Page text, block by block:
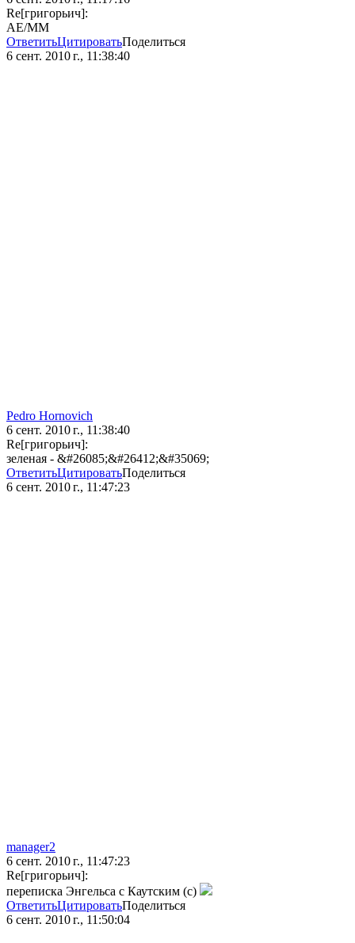
Re[григорьич]:
AE/MM
ОтветитьЦитироватьПоделиться
6 сент. 2010 г., 11:38:40
Pedro Hornovich
6 сент. 2010 г., 11:38:40
Re[григорьич]:
зеленая - &#26085;&#26412;&#35069;
ОтветитьЦитироватьПоделиться
6 сент. 2010 г., 11:47:23
manager2
6 сент. 2010 г., 11:47:23
Re[григорьич]:
переписка Энгельса с Каутским (с)
ОтветитьЦитироватьПоделиться
6 сент. 2010 г., 11:50:04